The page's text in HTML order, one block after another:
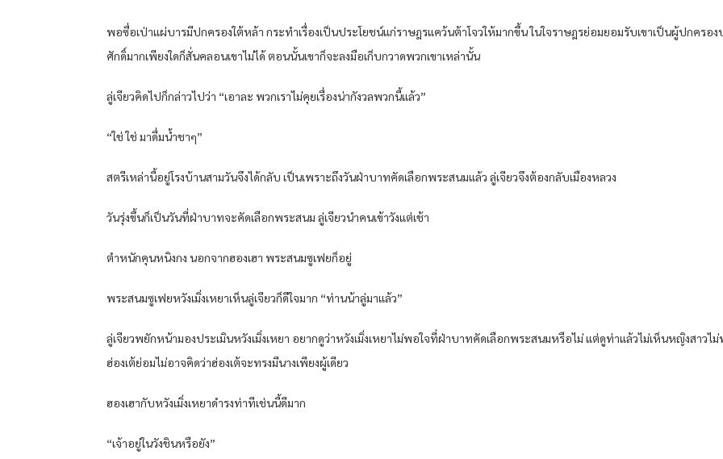
พอซื่อเป่าแผ่บารมีปกครองใต้หล้า กระทำเรื่องเป็นประโยชน์แก่ราษฎรแคว้นต้าโจวให้มากขึ้น ในใจราษฎรย่อมยอมรับเขาเป็นผู้ปกคร
ศักดิ์มากเพียงใดก็สั่นคลอนเขาไม่ได้ ตอนนั้นเขาก็จะลงมือเก็บกวาดพวกเขาเหล่านั้น
ลู่เจียวคิดไปก็กล่าวไปว่า “เอาละ พวกเราไม่คุยเรื่องน่ากังวลพวกนี้แล้ว”
“ใช่ ใช่ มาดื่มน้ำชาๆ”
สตรีเหล่านี้อยู่โรงบ้านสามวันจึงได้กลับ เป็นเพราะถึงวันฝ่าบาทคัดเลือกพระสนมแล้ว ลู่เจียวจึงต้องกลับเมืองหลวง
วันรุ่งขึ้นก็เป็นวันที่ฝ่าบาทจะคัดเลือกพระสนม ลู่เจียวนำคนเข้าวังแต่เช้า
ตำหนักคุนหนิงกง นอกจากฮองเฮา พระสนมซูเฟยก็อยู่
พระสนมซูเฟยหวังเมิ่งเหยาเห็นลู่เจียวก็ดีใจมาก “ท่านน้าลู่มาแล้ว”
ลู่เจียวพยักหน้ามองประเมินหวังเมิ่งเหยา อยากดูว่าหวังเมิ่งเหยาไม่พอใจที่ฝ่าบาทคัดเลือกพระสนมหรือไม่ แต่ดูท่าแล้วไม่เห็นหญิงสาวไม่
ฮ่องเต้ย่อมไม่อาจคิดว่าฮ่องเต้จะทรงมีนางเพียงผู้เดียว
ฮองเฮากับหวังเมิ่งเหยาดำรงท่าทีเช่นนี้ดีมาก
“เจ้าอยู่ในวังชินหรือยัง”